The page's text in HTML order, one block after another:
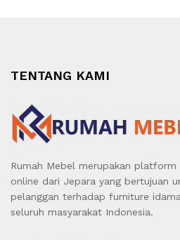
TENTANG KAMI
Rumah Mebel merupakan
online dari Jepara yang bertujuan
pelanggan terhadap furniture
seluruh masyarakat Indonesia.